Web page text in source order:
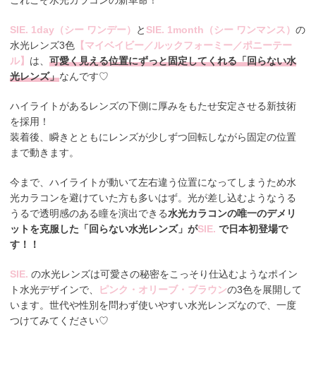
SIE. 1day（シー ワンデー） と SIE. 1month（シー ワンマンス）の
水光レンズ3色 【マイベイビー／ルックフォーミー／ポニーテー
ル】 は、可愛く見える位置にずっと固定してくれる「回らない水
光レンズ」なんです♡
ハイライトがあるレンズの下側に厚みをもたせ安定させる新技術
を採用！
装着後、瞬きとともにレンズが少しずつ回転しながら固定の位置
まで動きます。
今まで、ハイライトが動いて左右違う位置になってしまうため水
光カラコンを避けていた方も多いはず。光が差し込むようなうる
うるで透明感のある瞳を演出できる水光カラコンの唯一のデメリ
ットを克服した「回らない水光レンズ」がSIE.で日本初登場で
す！！
SIE.の水光レンズは可愛さの秘密をこっそり仕込むようなポイン
ト水光デザインで、
ピンク・オリーブ・ブラウンの3色を展開して
います。世代や性別を問わず使いやすい水光レンズなので、一度
つけてみてください♡